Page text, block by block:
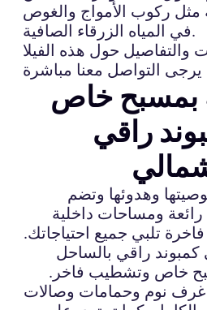
مثل ركوب الأمواج والغوص
في المياه الزرقاء الصافية.
والتفاصيل حول هذه الفيلا
بمسبح خاص
راقي
وهدوئها وتضم
ومساحات داخلية
تلبي جميع احتياجاتك.
كمبوند راقي بالساحل
خاص وتشطيب فاخر.
غرف نوم وحمامات وصالات